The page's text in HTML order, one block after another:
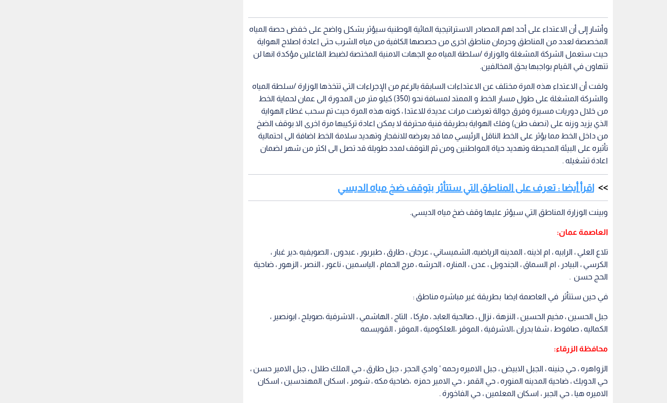
وأشار إلى أن الاعتداء على أحد اهم المصادر الاستراتيجية المائية الوطنية سيؤثر بشكل واضح على خفض حصة المياه
المخصصة لعدد من المناطق وحرمان مناطق اخرى من حصصها الكافية من مياه الشرب حتى اعادة اصلاح الهواية
حيث ستعمل الشركة المشغلة والوزارة /سلطة المياه مع الجهات الامنية المختصة لضبط الفاعلين مؤكدة انها لن
تتهاون في القيام بواجبها بحق المخالفين.
ولفت أن الاعتداء هذه المرة مختلف عن الاعتداءات السابقة بالرغم من الإجراءات التي تتخذها الوزارة /سلطة المياه
والشركة المشغلة على طول مسار الخط و الممتد لمسافة نحو (350) كيلو متر من المدورة الى عمان لحماية الخط
من خلال دوريات مسيرة وفرق جوالة تعرضت مرات عديدة للاعتدا ، كونه هذه المرة حيث تم سحب غطاء الهواية
الذي يزيد وزنه على (نصف طن) وفك الهواية بطريقة فنية محترفة لا يمكن اعادة تركيبها مرة اخرى الا بوقف الضخ
من داخل الخط مما يؤثر على الخط الناقل الرئيسي مما قد يعرضه للانفجار وتهديد سلامة الخط اضافة الى احتمالية
تأثيره على البيئة المحيطة وتهديد حياة المواطنين ومن ثم التوقف لمدد طويلة قد تصل الى اكثر من شهر لضمان
اعادة تشغيله .
اقرأ أيضا : تعرف على المناطق التي ستتأثر بتوقف ضخ مياه الديسي
وبينت الوزارة المناطق التي سيؤثر عليها وقف ضخ مياه الديسي.
العاصمة عمان:
تلاع العلي ، الرابيه ، ام اذينه ، المدينه الرياضيه، الشميساني ، عرجان ، طارق ، طبربور ، عبدون ، الصويفيه ،دير غبار ،
الكرسي ، البيادر ، ام السماق ، الجندويل ، عدن ، المناره ، الحرشه ، مرج الحمام ، الياسمين ، ناعور ، النصر ، الزهور ، ضاحية
الحج حسن .
في حين ستتأثر في العاصمة ايضا بطريقة غير مباشره مناطق :
جبل الحسين ، مخيم الحسين ، النزهة ، نزال ، صالحية العابد ، ماركا ، التاج ، الهاشمي ، الاشرفية ،صويلح ، ابونصير ،
الكماليه ، صافوط ، شفا بدران ،الاشرفية ، الموقر ،العلكومية ، الموقر ، القويسمه
محافظة الزرقاء:
الزواهره ، حي جنينه ، الجبل الابيض ، جبل الاميره رحمه ‘ وادي الحجر ، جبل طارق ، حي الملك طلال ، جبل الامير حسن ،
حي الدويك ، ضاحية المدينه المنوره ، حي القمر ، حي الامير حمزه ،ضاحية مكه ، شومر ، اسكان المهندسين ، اسكان
الاميره هيا ، حي الجبر ، اسكان المعلمين ، حي الفاخورة .